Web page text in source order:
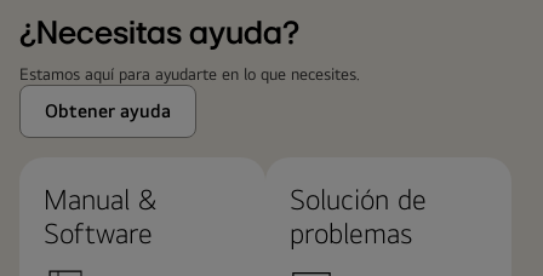
¿Necesitas ayuda?
Estamos aquí para ayudarte en lo que necesites.
Obtener ayuda
Manual &
Software
Solución de
problemas